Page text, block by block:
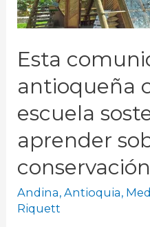
Esta
antioqueña
escuela
aprender
Andina,Antioquia,
Riquett